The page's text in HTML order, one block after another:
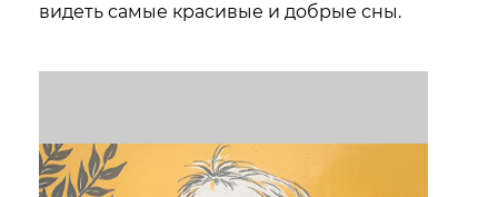
видеть самые красивые и добрые сны.